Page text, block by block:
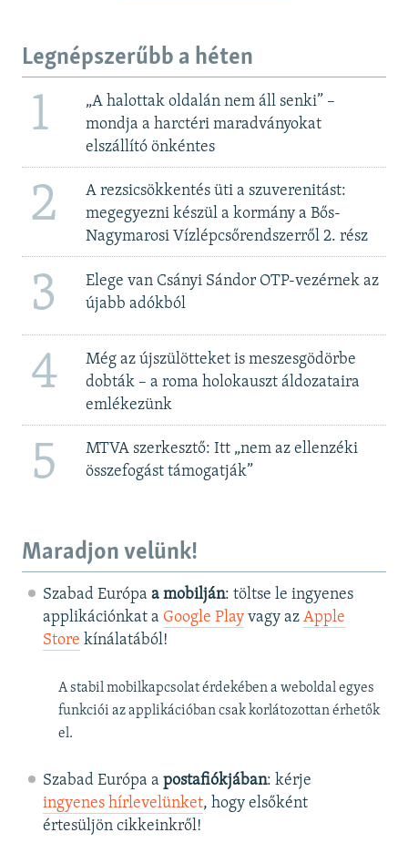
Legnépszerűbb a héten
1
„A halottak oldalán nem áll senki” –
mondja a harctéri maradványokat
elszállító önkéntes
2
A rezsicsökkentés üti a szuverenitást:
megegyezni készül a kormány a Bős-
Nagymarosi Vízlépcsőrendszerről 2. rész
3
Elege van Csányi Sándor OTP-vezérnek az
újabb adókból
4
Még az újszülötteket is meszesgödörbe
dobták – a roma holokauszt áldozataira
emlékezünk
5
MTVA szerkesztő: Itt „nem az ellenzéki
összefogást támogatják”
Maradjon velünk!
Szabad Európa a mobilján: töltse le ingyenes
applikációnkat a Google Playvagy az Apple
Store kínálatából!
A stabil mobilkapcsolat érdekében a weboldal egyes
funkciói az applikációban csak korlátozottan érhetők
el.
Szabad Európa a postafiókjában: kérje
ingyenes hírlevelünket, hogy elsőként
értesüljön cikkeinkről!